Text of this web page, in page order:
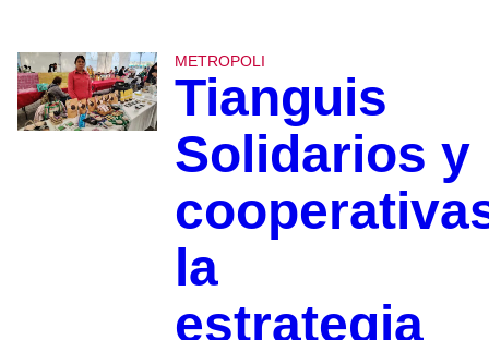
METROPOLI
Tianguis
Solidarios y
la
estrategia